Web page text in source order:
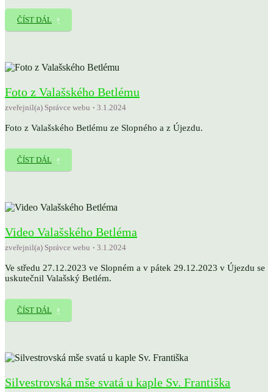
ČÍST DÁL
Foto z Valašského Betlému
zveřejnil(a) Správce webu 3.1.2024
Foto z Valašského Betlému ze Slopného a z Újezdu.
ČÍST DÁL
Video Valašského Betléma
zveřejnil(a) Správce webu 3.1.2024
Ve středu 27.12.2023 ve Slopném a v pátek 29.12.2023 v Újezdu se
uskutečnil Valašský Betlém.
ČÍST DÁL
Silvestrovská mše svatá u kaple Sv. Františka